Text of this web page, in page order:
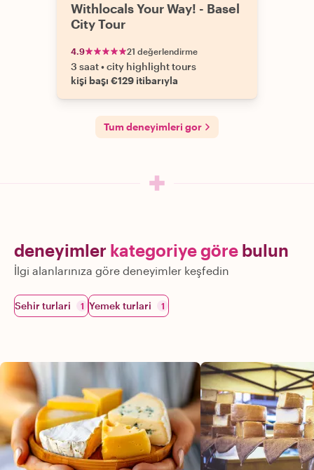
Withlocals Your Way! - Basel
City Tour
4.9 21 değerlendirme
3 saat•city highlight tours
kişi başı €129 itibarıyla
Tum deneyimleri gor
deneyimler kategoriye göre bulun
İlgi alanlarınıza göre deneyimler keşfedin
Sehir turlari 1 Yemek turlari 1